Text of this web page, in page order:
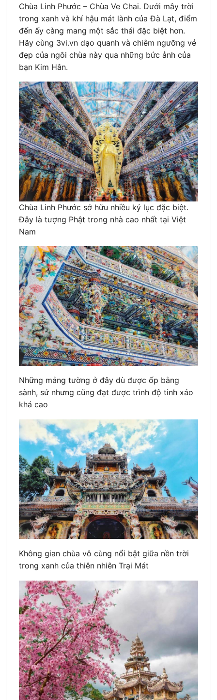
Chùa Linh Phước – Chùa Ve Chai. Dưới mây trời
trong xanh và khí hậu mát lành của Đà Lạt, điểm
đến ấy càng mang một sắc thái đặc biệt hơn.
Hãy cùng 3vi.vn dạo quanh và chiêm ngưỡng vẻ
đẹp của ngôi chùa này qua những bức ảnh của
bạn Kim Hân.
Chùa Linh Phước sở hữu nhiều kỷ lục đặc biệt.
Đây là tượng Phật trong nhà cao nhất tại Việt
Nam
Những mảng tường ở đây dù được ốp bằng
sành, sứ nhưng cũng đạt được trình độ tinh xảo
khá cao
Không gian chùa vô cùng nổi bật giữa nền trời
trong xanh của thiên nhiên Trại Mát